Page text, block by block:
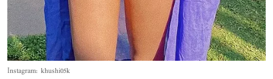
Instagram: khushi05k